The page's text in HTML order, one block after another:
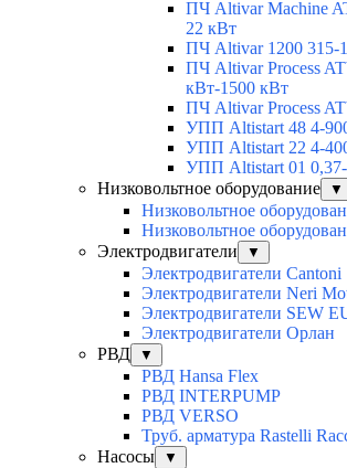
ПЧ Altivar Machine
22 кВт
ПЧ Altivar 1200 315-
ПЧ Altivar Process
кВт-1500 кВт
ПЧ Altivar Process
УПП Altistart 48 4-
УПП Altistart 22 4-
УПП Altistart 01
Низковольтное оборудование
▼
Низковольтное
Низковольтное
Электродвигатели
▼
Электродвигатели Cantoni
Электродвигатели Neri
Электродвигатели SEW
Электродвигатели Орлан
РВД
▼
РВД Hansa Flex
РВД INTERPUMP
РВД VERSO
Труб. арматура Rastelli
Насосы
▼